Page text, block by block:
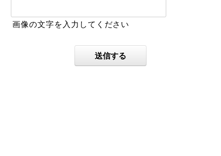
画像の文字を入力してください
送信する